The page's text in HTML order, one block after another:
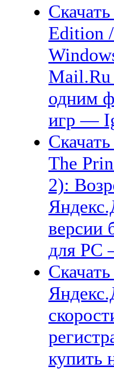
Edition
Mail.Ru
одним
игр —
The
2):
версии
для PC
купить